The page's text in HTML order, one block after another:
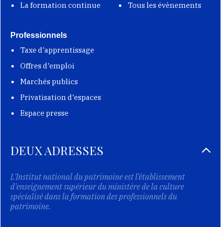
La formation continue
Tous les évènements
Professionnels
Taxe d'apprentissage
Offres d'emploi
Marchés publics
Privatisation d'espaces
Espace presse
DEUX ADRESSES
L'Institut national du patrimoine est l’établissement
d'enseignement supérieur du ministère de la culture
spécialisé dans la formation des professionnels du
patrimoine.